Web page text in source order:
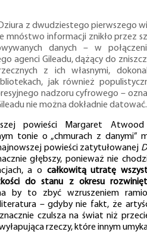
z dwudziestego pierwszego
mnóstwo informacji znikło przez
danych – w
agenci Gileadu, dążący do
z ich własnymi,
jak również
nadzoru cyfrowego –
nie można dokładnie datować.
powieści Margaret
tonie o „chmurach z danymi”
powieści zatytułowanej
głębszy, ponieważ nie
a o całkowitą utratę
do stanu z okresu
by to zbyć wzruszeniem
– gdyby nie fakt, że
czulsza na świat niż
rzeczy, które innym